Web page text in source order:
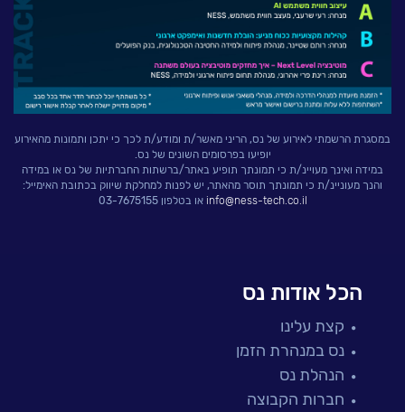
במסגרת הרשמתי לאירוע של נס, הריני מאשר/ת ומודע/ת לכך כי יתכן ותמונות מהאירוע
יופיעו בפרסומים השונים של נס.
במידה ואינך מעויינ/ת כי תמונתך תופיע באתר/ברשתות החברתיות של נס או במידה
והנך מעוניינ/ת כי תמונתך תוסר מהאתר, יש לפנות למחלקת שיווק בכתובת האימייל:
info@ness-tech.co.il או בטלפון 03-7675155
הכל אודות נס
קצת עלינו
נס במנהרת הזמן
הנהלת נס
חברות הקבוצה